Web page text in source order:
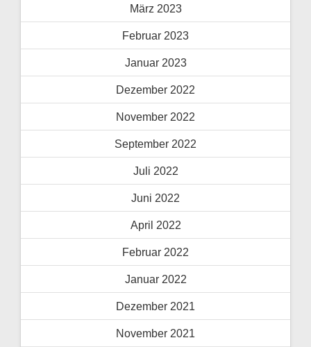
März 2023
Februar 2023
Januar 2023
Dezember 2022
November 2022
September 2022
Juli 2022
Juni 2022
April 2022
Februar 2022
Januar 2022
Dezember 2021
November 2021